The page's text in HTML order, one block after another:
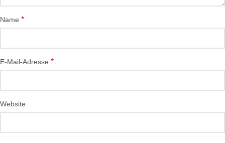
Name *
E-Mail-Adresse *
Website